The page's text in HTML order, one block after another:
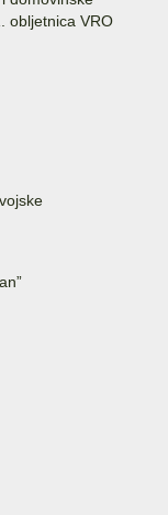
obljetnica VRO